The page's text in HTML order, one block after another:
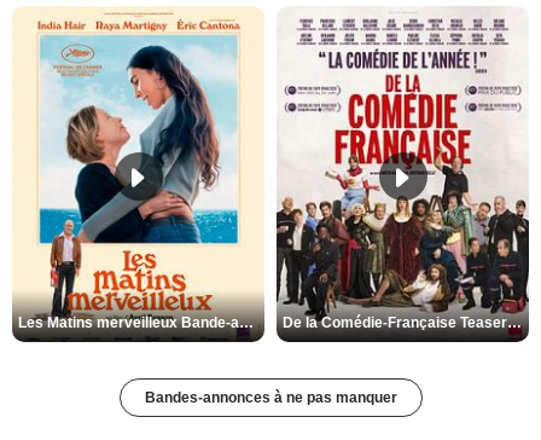
Les Matins merveilleux Bande-annonce VF De la Comédie-Française Teaser VF
Bandes-annonces à ne pas manquer